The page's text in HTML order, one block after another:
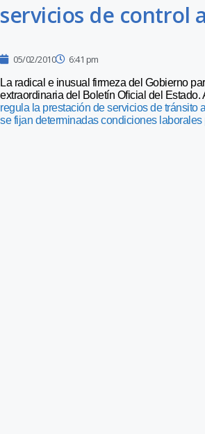
servicios de control
05/02/2010 6:41 pm
La radical e inusual firmeza del Gobierno
extraordinaria del Boletín Oficial del Estado.
regula la prestación de servicios de
se fijan determinadas condiciones